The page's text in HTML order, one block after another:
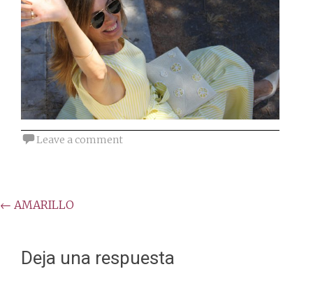
Leave a comment
Post
← AMARILLO
Deja una respuesta